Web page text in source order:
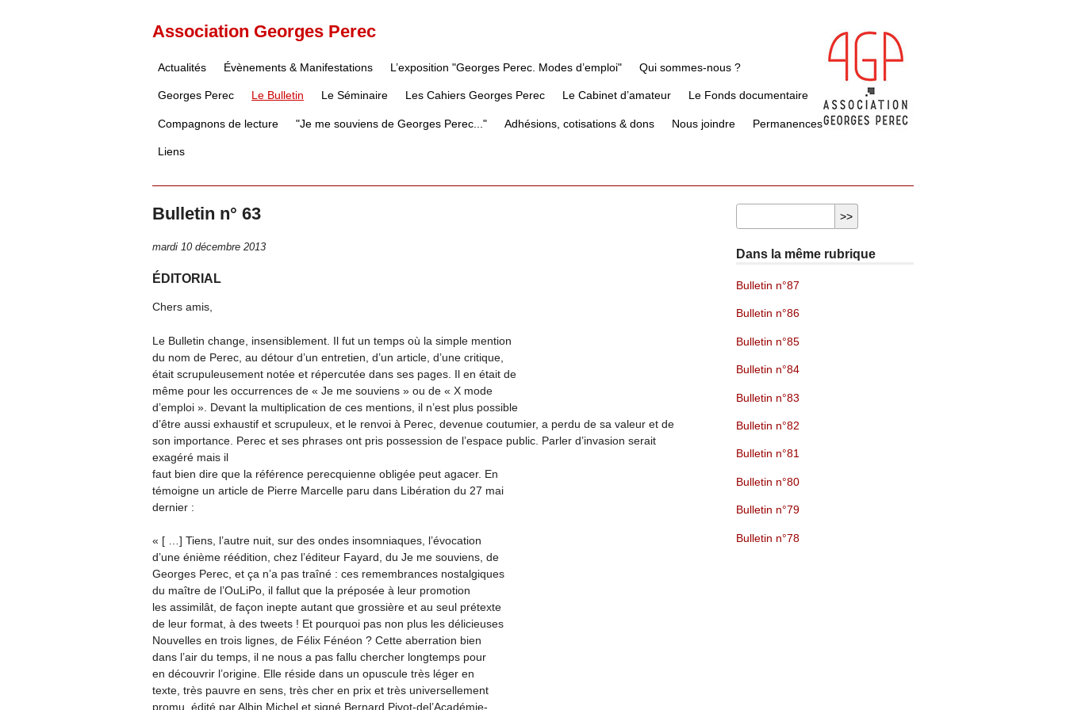
Association Georges Perec
Actualités Évènements & Manifestations L’exposition "Georges Perec. Modes d’emploi" Qui sommes-nous ?
Georges Perec Le Bulletin Le Séminaire Les Cahiers Georges Perec Le Cabinet d’amateur Le Fonds documentaire
Compagnons de lecture "Je me souviens de Georges Perec..." Adhésions, cotisations & dons Nous joindre Permanences
Liens
Bulletin n° 63
mardi 10 décembre 2013
ÉDITORIAL
Chers amis,
Le Bulletin change, insensiblement. Il fut un temps où la simple mention
du nom de Perec, au détour d’un entretien, d’un article, d’une critique,
était scrupuleusement notée et répercutée dans ses pages. Il en était de
même pour les occurrences de « Je me souviens » ou de « X mode
d’emploi ». Devant la multiplication de ces mentions, il n’est plus possible
d’être aussi exhaustif et scrupuleux, et le renvoi à Perec, devenue coutumier, a perdu de sa valeur et de
son importance. Perec et ses phrases ont pris possession de l’espace public. Parler d’invasion serait
exagéré mais il
faut bien dire que la référence perecquienne obligée peut agacer. En
témoigne un article de Pierre Marcelle paru dans Libération du 27 mai
dernier :
« [ …] Tiens, l’autre nuit, sur des ondes insomniaques, l’évocation
d’une énième réédition, chez l’éditeur Fayard, du Je me souviens, de
Georges Perec, et ça n’a pas traîné : ces remembrances nostalgiques
du maître de l’OuLiPo, il fallut que la préposée à leur promotion
les assimilât, de façon inepte autant que grossière et au seul prétexte
de leur format, à des tweets ! Et pourquoi pas non plus les délicieuses
Nouvelles en trois lignes, de Félix Fénéon ? Cette aberration bien
dans l’air du temps, il ne nous a pas fallu chercher longtemps pour
en découvrir l’origine. Elle réside dans un opuscule très léger en
texte, très pauvre en sens, très cher en prix et très universellement
promu, édité par Albin Michel et signé Bernard Pivot-del’Académie-
Dans la même rubrique
Bulletin n°87
Bulletin n°86
Bulletin n°85
Bulletin n°84
Bulletin n°83
Bulletin n°82
Bulletin n°81
Bulletin n°80
Bulletin n°79
Bulletin n°78